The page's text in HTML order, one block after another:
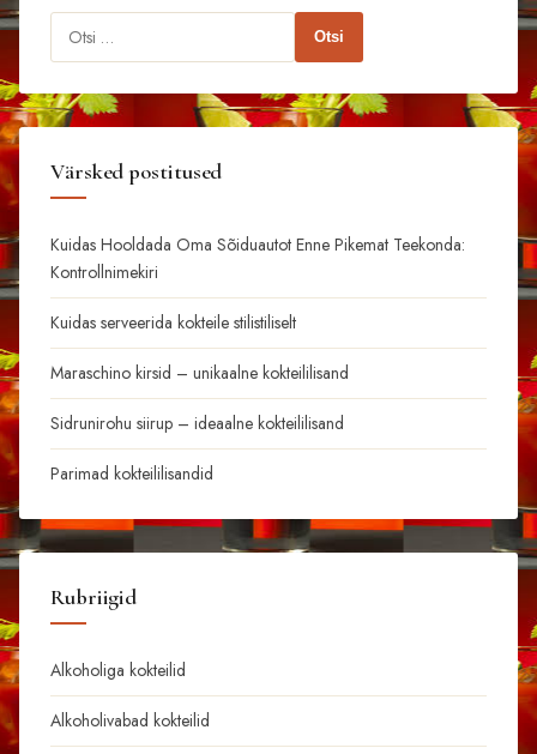
Otsi:
Värsked postitused
Kuidas Hooldada Oma Sõiduautot Enne Pikemat Teekonda:
Kontrollnimekiri
Kuidas serveerida kokteile stilistiliselt
Maraschino kirsid – unikaalne kokteililisand
Sidrunirohu siirup – ideaalne kokteililisand
Parimad kokteililisandid
Rubriigid
Alkoholiga kokteilid
Alkoholivabad kokteilid